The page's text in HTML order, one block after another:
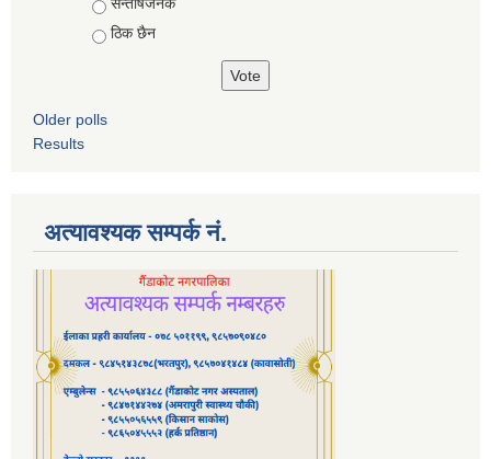
ठिक छैन
Older polls
Results
अत्यावश्यक सम्पर्क नं.